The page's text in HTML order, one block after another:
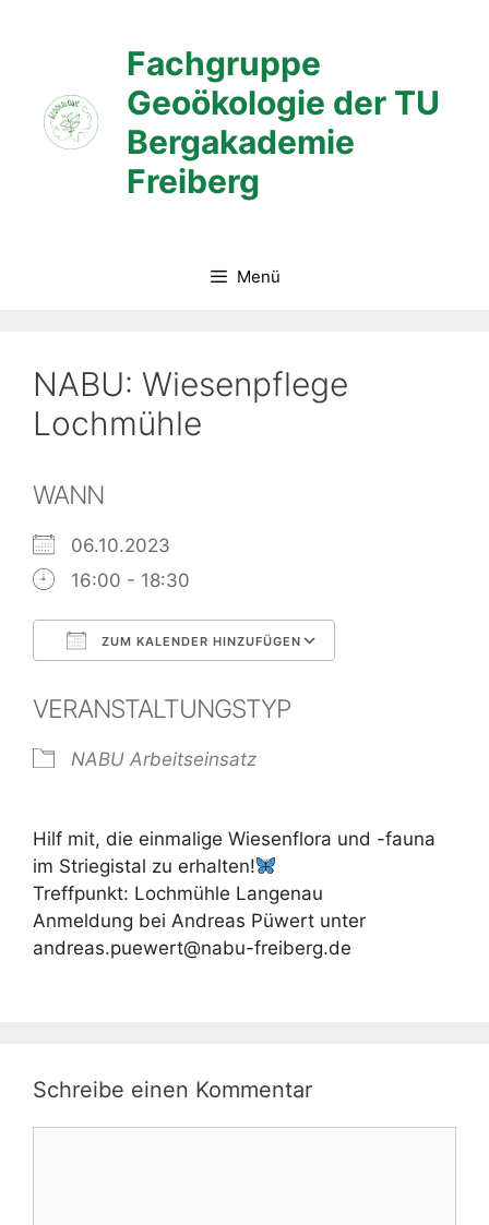
Fachgruppe
Geoökologie der TU
Bergakademie
Freiberg
Menü
NABU: Wiesenpflege
Lochmühle
WANN
06.10.2023
16:00 - 18:30
ZUM KALENDER HINZUFÜGEN
VERANSTALTUNGSTYP
NABU Arbeitseinsatz
Hilf mit, die einmalige Wiesenflora und -fauna
im Striegistal zu erhalten!
Treffpunkt: Lochmühle Langenau
Anmeldung bei Andreas Püwert unter
andreas.puewert@nabu-freiberg.de
Schreibe einen Kommentar